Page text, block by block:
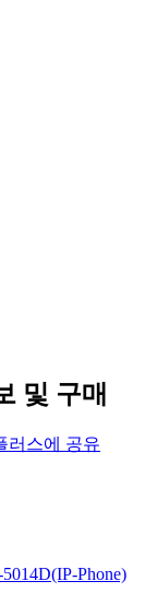
및 구매
Phone)